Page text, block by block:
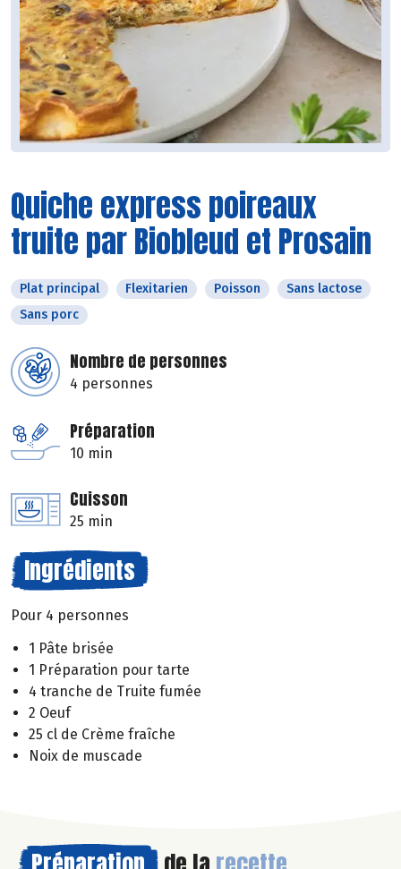
Quiche express poireaux
truite par Biobleud et Prosain
Plat principal Flexitarien Poisson
Sans lactose
Sans porc
Nombre de personnes
4 personnes
Préparation
10 min
Cuisson
25 min
Ingrédients
Pour 4 personnes
1 Pâte brisée
1 Préparation pour tarte
4 tranche de Truite fumée
2 Oeuf
25 cl de Crème fraîche
Noix de muscade